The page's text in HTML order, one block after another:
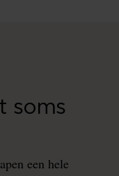
soms
een hele